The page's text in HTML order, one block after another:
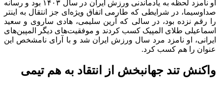
او نامزد لحظه به یادماندنی ورزش ایران در سال ۱۴۰۳ بود و رسانه
صداوسیما، در شرایطی که طارمی اتفاق ویژه‌ای جز انتقال به اینتر
را رقم نزده بود، در سالی که آرین سلیمی، هادی ساروی و سعید
اسماعیلی طلای المپیک کسب کردند و موفقیت‌های دیگر المپین‌های
ایرانی، او نامزد مرد سال ورزش ایران شد و با آرای نامشخص این
عنوان را هم کسب کرد.
واکنش تند جهانبخش از انتقاد به هم تیمی